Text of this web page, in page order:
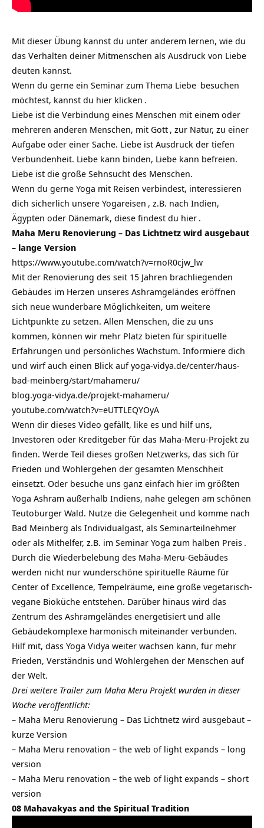
Mit dieser Übung kannst du unter anderem lernen, wie du
das Verhalten deiner Mitmenschen als Ausdruck von Liebe
deuten kannst.
Wenn du gerne ein Seminar zum Thema Liebe besuchen
möchtest, kannst du hier klicken .
Liebe ist die Verbindung eines Menschen mit einem oder
mehreren anderen Menschen, mit Gott , zur Natur, zu einer
Aufgabe oder einer Sache. Liebe ist Ausdruck der tiefen
Verbundenheit. Liebe kann binden, Liebe kann befreien.
Liebe ist die große Sehnsucht des Menschen.
Wenn du gerne Yoga mit Reisen verbindest, interessieren
dich sicherlich unsere Yogareisen , z.B. nach Indien,
Ägypten oder Dänemark, diese findest du hier .
Maha Meru Renovierung – Das Lichtnetz wird ausgebaut
– lange Version
https://www.youtube.com/watch?v=rnoR0cjw_lw
Mit der Renovierung des seit 15 Jahren brachliegenden
Gebäudes im Herzen unseres Ashramgeländes eröffnen
sich neue wunderbare Möglichkeiten, um weitere
Lichtpunkte zu setzen. Allen Menschen, die zu uns
kommen, können wir mehr Platz bieten für spirituelle
Erfahrungen und persönliches Wachstum. Informiere dich
und wirf auch einen Blick aufyoga-vidya.de/center/haus-
bad-meinberg/start/mahameru/
blog.yoga-vidya.de/projekt-mahameru/
youtube.com/watch?v=eUTTLEQYOyA
Wenn dir dieses Video gefällt, like es und hilf uns,
Investoren oder Kreditgeber für das Maha-Meru-Projekt zu
finden. Werde Teil dieses großen Netzwerks, das sich für
Frieden und Wohlergehen der gesamten Menschheit
einsetzt. Oder besuche uns ganz einfach hier im größten
Yoga Ashram außerhalb Indiens, nahe gelegen am schönen
Teutoburger Wald. Nutze die Gelegenheit und komme nach
Bad Meinberg als Individualgast, als Seminarteilnehmer
oder als Mithelfer, z.B. im Seminar Yoga zum halben Preis .
Durch die Wiederbelebung des Maha-Meru-Gebäudes
werden nicht nur wunderschöne spirituelle Räume für
Center of Excellence, Tempelräume, eine große vegetarisch-
vegane Bioküche entstehen. Darüber hinaus wird das
Zentrum des Ashramgeländes energetisiert und alle
Gebäudekomplexe harmonisch miteinander verbunden.
Hilf mit, dass Yoga Vidya weiter wachsen kann, für mehr
Frieden, Verständnis und Wohlergehen der Menschen auf
der Welt.
Drei weitere Trailer zum Maha Meru Projekt wurden in dieser
Woche veröffentlicht:
– Maha Meru Renovierung – Das Lichtnetz wird ausgebaut –
kurze Version
– Maha Meru renovation – the web of light expands – long
version
– Maha Meru renovation – the web of light expands – short
version
08 Mahavakyas and the Spiritual Tradition